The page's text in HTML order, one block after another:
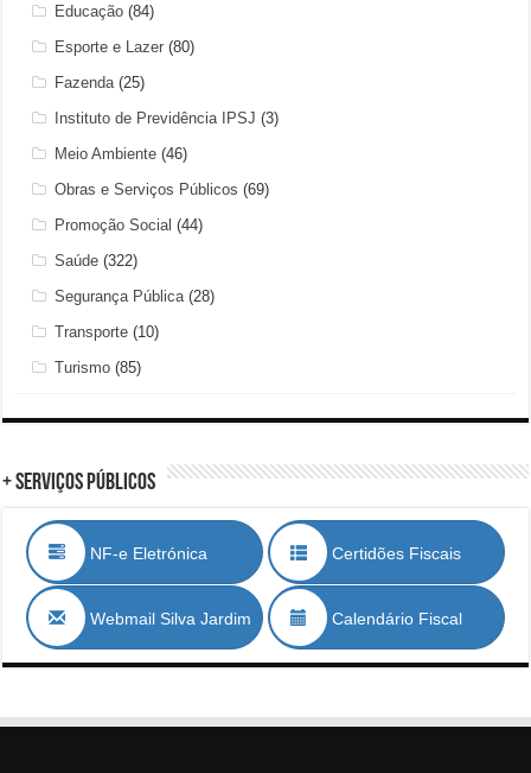
Educação (84)
Esporte e Lazer (80)
Fazenda (25)
Instituto de Previdência IPSJ (3)
Meio Ambiente (46)
Obras e Serviços Públicos (69)
Promoção Social (44)
Saúde (322)
Segurança Pública (28)
Transporte (10)
Turismo (85)
+ Serviços Públicos
NF-e Eletrónica Certidões Fiscais
Webmail Silva Jardim Calendário Fiscal